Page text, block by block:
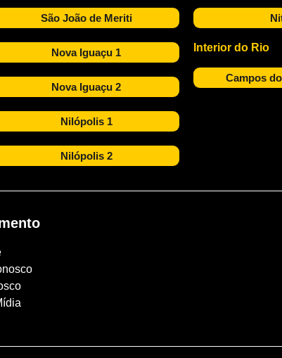
São João de Meriti
Nova Iguaçu 1
Nova Iguaçu 2
Nilópolis 1
Nilópolis 2
Interior do Rio
Campos